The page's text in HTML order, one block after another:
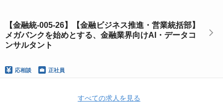
【金融統-005-26】【金融ビジネス推進・営業統括部】
メガバンクを始めとする、金融業界向けAI・データコ
ンサルタント
応相談 正社員
すべての求人を見る